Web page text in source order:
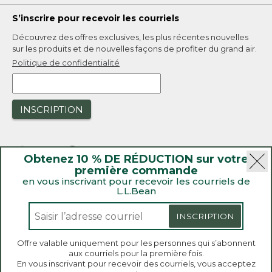
Obtenez 10 % DE RÉDUCTION sur votre
première commande
en vous inscrivant pour recevoir les courriels de
L.L.Bean
INSCRIPTION
Offre valable uniquement pour les personnes qui s’abonnent
aux courriels pour la première fois.
En vous inscrivant pour recevoir des courriels, vous acceptez
S’inscrire pour recevoir les courriels
Découvrez des offres exclusives, les plus récentes nouvelles
sur les produits et de nouvelles façons de profiter du grand air.
Politique de confidentialité
INSCRIPTION
Bienvenue sur llbean.ca! Nous utilisons des témoins
de connexion et d’autres technologies pour vous
Rappels de produit
Loi sur la transparence de la Californie et du Royaume-Uni
L.L.Bean® est une marque de commerce enregistrée de